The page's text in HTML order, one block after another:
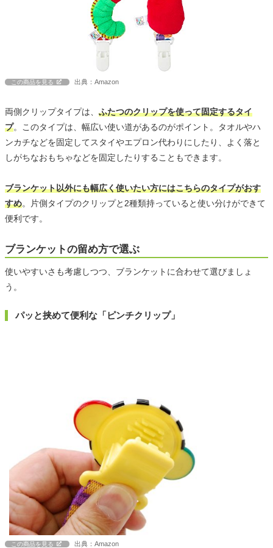
この商品を見る 出典：Amazon
両側クリップタイプは、 ふたつのクリップを使って固定するタイ
プ。このタイプは、幅広い使い道があるのがポイント。タオルやハ
ンカチなどを固定してスタイやエプロン代わりにしたり、よく落と
しがちなおもちゃなどを固定したりすることもできます。
ブランケット以外にも幅広く使いたい方にはこちらのタイプがおす
すめ。片側タイプのクリップと2種類持っていると使い分けができて
便利です。
ブランケットの留め方で選ぶ
使いやすいさも考慮しつつ、ブランケットに合わせて選びましょ
う。
パッと挟めて便利な「ピンチクリップ」
この商品を見る 出典：Amazon